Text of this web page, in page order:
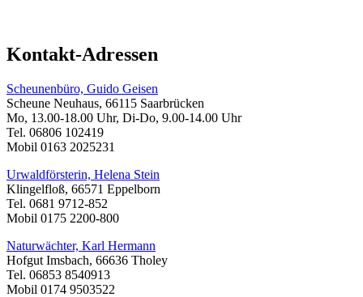
Kontakt-Adressen
Scheunenbüro, Guido Geisen
Scheune Neuhaus, 66115 Saarbrücken
Mo, 13.00-18.00 Uhr, Di-Do, 9.00-14.00 Uhr
Tel. 06806 102419
Mobil 0163 2025231
Urwaldförsterin, Helena Stein
Klingelfloß, 66571 Eppelborn
Tel. 0681 9712-852
Mobil 0175 2200-800
Naturwächter, Karl Hermann
Hofgut Imsbach, 66636 Tholey
Tel. 06853 8540913
Mobil 0174 9503522